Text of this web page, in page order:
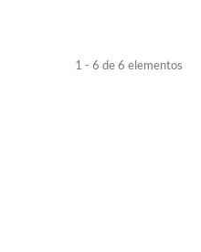
1 - 6 de 6 elementos